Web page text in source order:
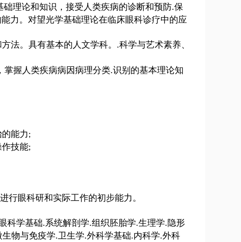
理论和知识，接受人类疾病的诊断和预防.保
力。对望光学基础理论在临床眼科诊疗中的应
法。具有基本的人文学科。 .科学与艺术素养、
掌握人类疾病病因病理分类.识别的基本理论知
能力;
技能;
行眼科研和实际工作的初步能力。
眼科学基础.系统解剖学.组织胚胎学.⽣理学. 隐形
⽣物与免疫学.卫⽣学.外科学基础.内科学.外科